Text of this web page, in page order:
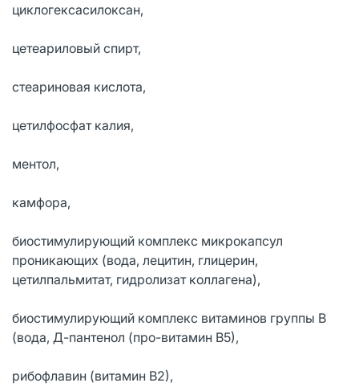
циклогексасилоксан,
цетеариловый спирт,
стеариновая кислота,
цетилфосфат калия,
ментол,
камфора,
биостимулирующий комплекс микрокапсул
проникающих (вода, лецитин, глицерин,
цетилпальмитат, гидролизат коллагена),
биостимулирующий комплекс витаминов группы В
(вода, Д-пантенол (про-витамин В5),
рибофлавин (витамин В2),